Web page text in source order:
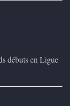
débuts en Ligue